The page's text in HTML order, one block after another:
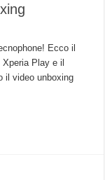
Ecco il
Play e il
il video unboxing